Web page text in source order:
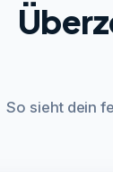
So sieht dein